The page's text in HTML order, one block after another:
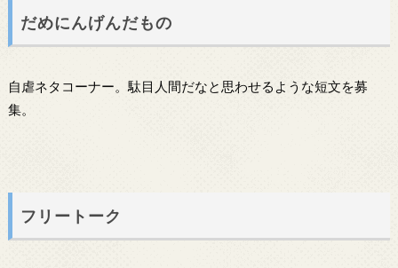
だめにんげんだもの
自虐ネタコーナー。駄目人間だなと思わせるような短文を募
集。
フリートーク